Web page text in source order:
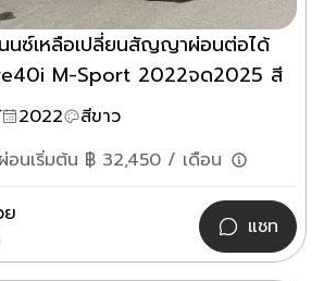
นซ์เหลือเปลี่ยนสัญญาผ่อนต่อได้
M-Sport 2022จด2025 สี
2022 สีขาว
ผ่อนเริ่มต้น ฿ 32,450 / เดือน
ย
แชท